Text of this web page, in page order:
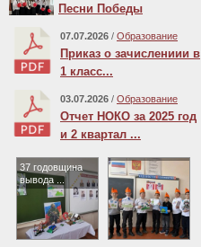
Песни Победы
07.07.2026 / Образование
Приказ о зачислениии в
1 класс...
03.07.2026 / Образование
Отчет НОКО за 2025 год
и 2 квартал ...
37 годовщина
вывода ...